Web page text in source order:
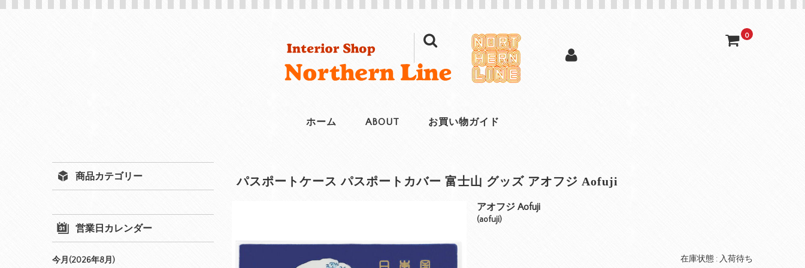
0
ホーム ABOUT お買い物ガイド
パスポートケース パスポートカバー 富士山 グッズ アオフジ Aofuji
アオフジ Aofuji
(aofuji)
在庫状態 : 入荷待ち
商品カテゴリー
営業日カレンダー
今月(2026年8月)